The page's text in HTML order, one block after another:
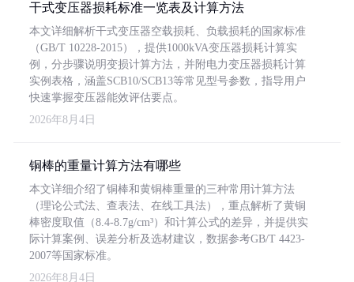
干式变压器损耗标准一览表及计算方法
本文详细解析干式变压器空载损耗、负载损耗的国家标准
（GB/T 10228-2015），提供1000kVA变压器损耗计算实
例，分步骤说明变损计算方法，并附电力变压器损耗计算
实例表格，涵盖SCB10/SCB13等常见型号参数，指导用户
快速掌握变压器能效评估要点。
2026年8月4日
铜棒的重量计算方法有哪些
本文详细介绍了铜棒和黄铜棒重量的三种常用计算方法
（理论公式法、查表法、在线工具法），重点解析了黄铜
棒密度取值（8.4-8.7g/cm³）和计算公式的差异，并提供实
际计算案例、误差分析及选材建议，数据参考GB/T 4423-
2007等国家标准。
2026年8月4日